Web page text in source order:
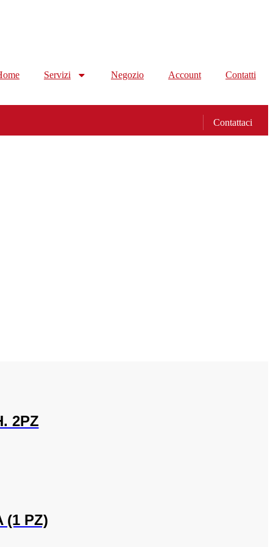
Servizi Negozio Account Contatti
Contattaci
2PZ
(1 PZ)